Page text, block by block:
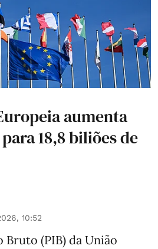
aumenta
18,8 biliões de
10:52
(PIB) da União